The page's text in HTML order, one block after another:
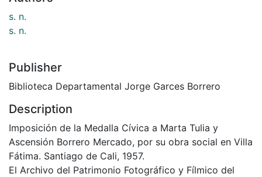
s. n.
s. n.
Publisher
Biblioteca Departamental Jorge Garces Borrero
Description
Imposición de la Medalla Cívica a Marta Tulia y
Ascensión Borrero Mercado, por su obra social en Villa
Fátima. Santiago de Cali, 1957.
El Archivo del Patrimonio Fotográfico y Fílmico del